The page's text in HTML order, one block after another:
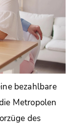
bezahlbare
Metropolen
des